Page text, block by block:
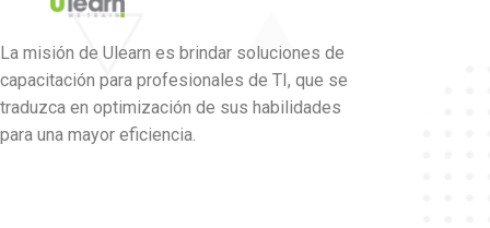
La misión de Ulearn es brindar soluciones de
capacitación para profesionales de TI, que se
traduzca en optimización de sus habilidades
para una mayor eficiencia.